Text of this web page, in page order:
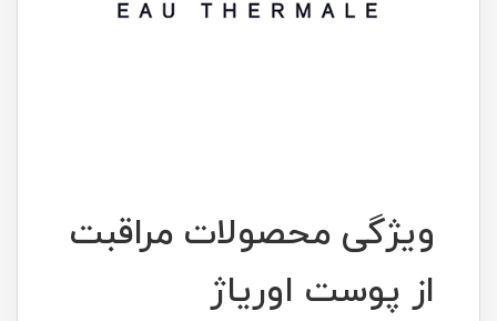
ویژگی محصولات مراقبت
از پوست اوریاژ